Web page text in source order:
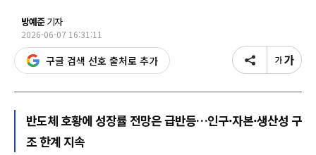
방예준기자
2026-06-07 16:31:11
구글 검색 선호 출처로 추가
반도체 호황에 성장률 전망은 급반등…인구·자본·생산성 구
조 한계 지속